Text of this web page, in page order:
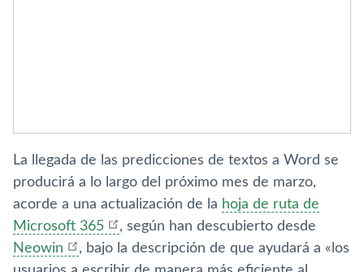
La llegada de las predicciones de textos a Word se
producirá a lo largo del próximo mes de marzo,
acorde a una actualización de la hoja de ruta de
Microsoft 365
, según han descubierto desde
Neowin
, bajo la descripción de que ayudará a «los